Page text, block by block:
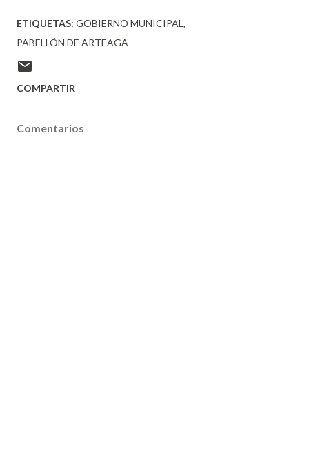
ETIQUETAS: GOBIERNO MUNICIPAL
PABELLÓN DE ARTEAGA
COMPARTIR
Comentarios